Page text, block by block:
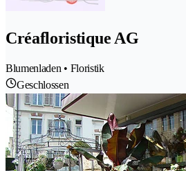
Créafloristique AG
Blumenladen • Floristik
Geschlossen